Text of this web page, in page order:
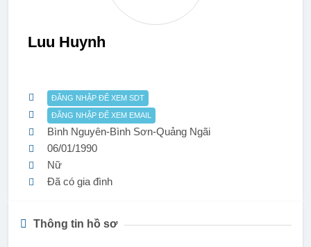
Luu Huynh
ĐĂNG NHẬP ĐỂ XEM SDT
ĐĂNG NHẬP ĐỂ XEM EMAIL
Bình Nguyên-Bình Sơn-Quảng Ngãi
06/01/1990
Nữ
Đã có gia đình
Thông tin hồ sơ